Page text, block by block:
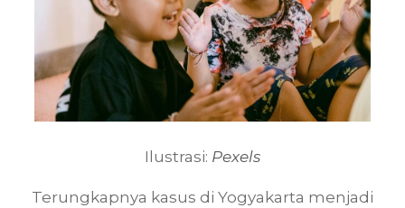
Ilustrasi: Pexels
Terungkapnya kasus di Yogyakarta menjadi